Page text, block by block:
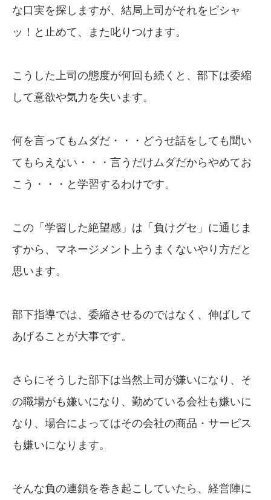
な口実を探しますが、結局上司がそれをピシャ
ッ！と止めて、また叱りつけます。
こうした上司の態度が何回も続くと、部下は委縮
して意欲や気力を失います。
何を言ってもムダだ・・・どうせ話をしても聞い
てもらえない・・・言うだけムダだからやめてお
こう・・・と学習するわけです。
この「学習した絶望感」は「負けグセ」に通じま
すから、マネージメント上うまくないやり方だと
思います。
部下指導では、委縮させるのではなく、伸ばして
あげることが大事です。
さらにそうした部下は当然上司が嫌いになり、そ
の職場がも嫌いになり、勤めている会社も嫌いに
なり、場合によってはその会社の商品・サービス
も嫌いになります。
そんな負の連鎖を巻き起こしていたら、経営陣に